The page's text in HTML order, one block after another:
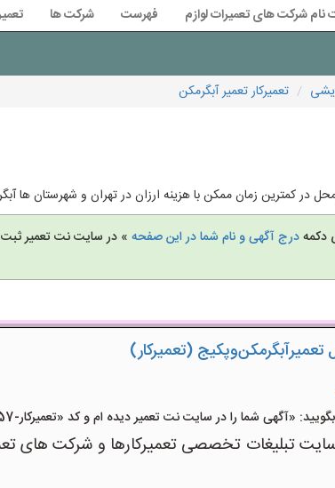
نام شرکت های تعمیرات لوازم فهرست شرکت ها
تعمیرکار تعمیر آبگرمکن
در کمترین زمان ممکن با هزینه ارزان در تهران و شهرستان ها
دکمهدرج آگهی و نام شما در این صفحه » در سایت نت تعمیر
تعمیر‌آبگرمکن‌وپکیج (تعمیرکار)
«آگهی شما را در سایت نت تعمیر دیده ام و کد «تعمیرکار-10657» را اعلام کنید»
تبلیغات تخصصی تعمیرکارها و شرکت های